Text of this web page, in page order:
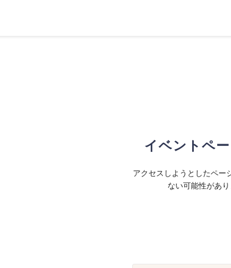
イベントペ
アクセスしようとしたペー
ない可能性があ